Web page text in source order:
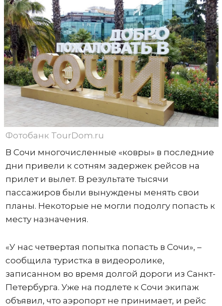
Фотобанк TourDom.ru
В Сочи многочисленные «ковры» в последние
дни привели к сотням задержек рейсов на
прилет и вылет. В результате тысячи
пассажиров были вынуждены менять свои
планы. Некоторые не могли подолгу попасть к
месту назначения.
«У нас четвертая попытка попасть в Сочи», –
сообщила туристка в видеоролике,
записанном во время долгой дороги из Санкт-
Петербурга. Уже на подлете к Сочи экипаж
объявил, что аэропорт не принимает, и рейс